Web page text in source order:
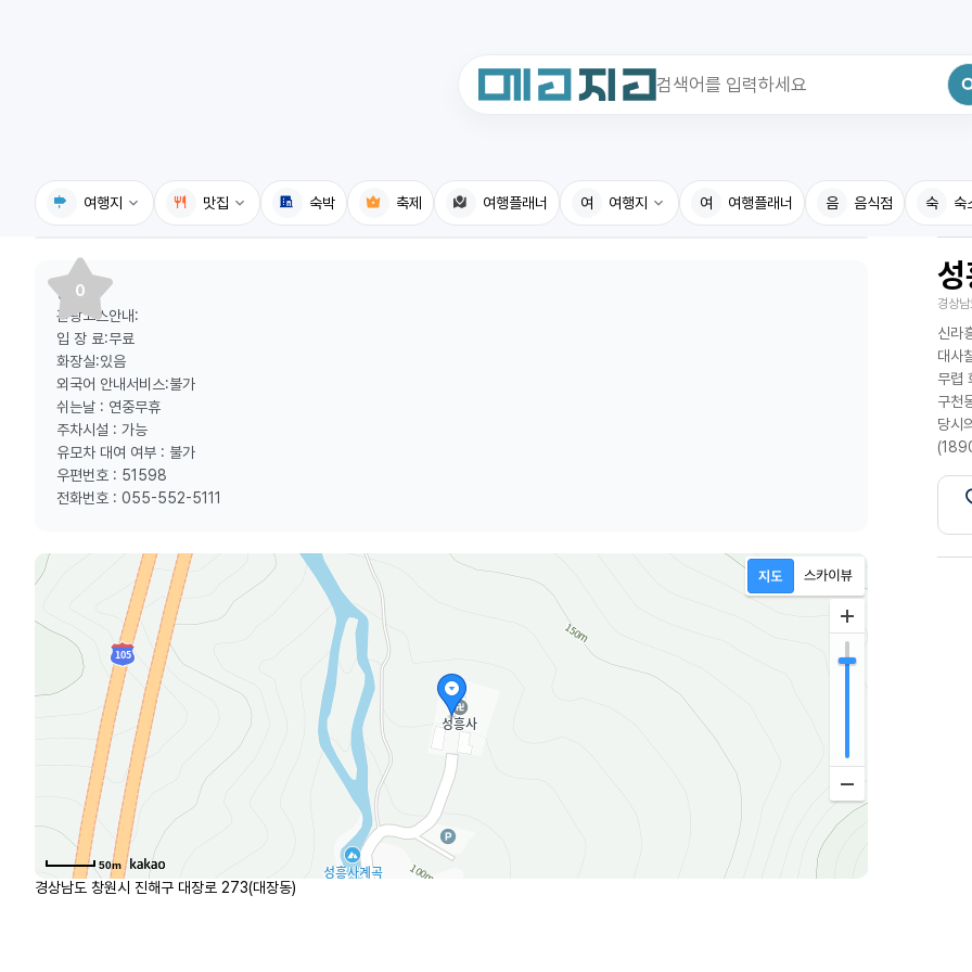
여행지
국내여행지
휴게소
전기충전소
식물도감
맛집 숙박 축제 여행플래너 여 여행지 여 여행플래너 음 음식점 숙 숙
국내
고수
음식
최근 검색어가 없습니다.
경상
신라
대사
무렵
구천
당시
0
등산로:
관광코스안내:
입 장 료:무료
화장실:있음
외국어 안내서비스:불가
쉬는날 : 연중무휴
주차시설 : 가능
유모차 대여 여부 : 불가
우편번호 : 51598
전화번호 : 055-552-5111
50m
경상남도 창원시 진해구 대장로 273(대장동)